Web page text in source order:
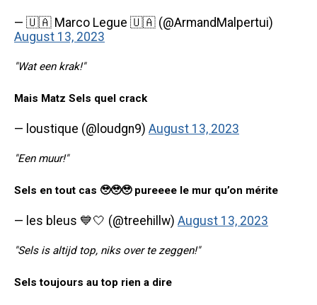
— 🇺🇦 Marco Legue 🇺🇦 (@ArmandMalpertui)
August 13, 2023
"Wat een krak!"
Mais Matz Sels quel crack
— loustique (@loudgn9) August 13, 2023
"Een muur!"
Sels en tout cas 🥹🥹🥹 pureeee le mur qu’on mérite
— les bleus 💙🤍 (@treehillw) August 13, 2023
"Sels is altijd top, niks over te zeggen!"
Sels toujours au top rien a dire